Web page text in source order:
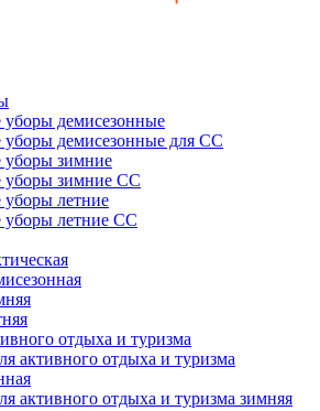
уборы демисезонные
уборы демисезонные для СС
уборы зимние
уборы зимние СС
летние
уборы летние СС
отдыха и туризма
активного отдыха и туризма
активного отдыха и туризма зимняя